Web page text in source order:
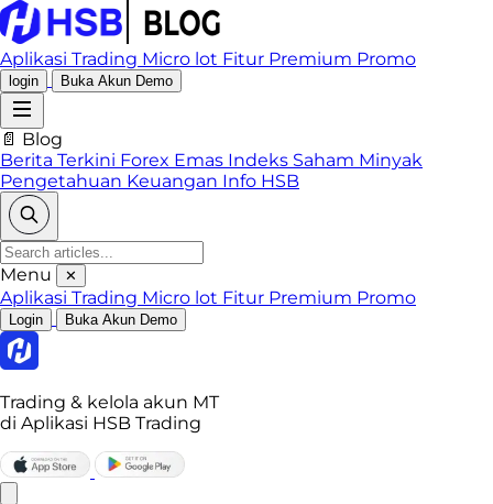
Aplikasi Trading Micro lot Fitur Premium Promo
login Buka Akun Demo
📄 Blog
Berita Terkini Forex Emas Indeks Saham Minyak
Pengetahuan Keuangan Info HSB
Menu ✕
Aplikasi Trading Micro lot Fitur Premium Promo
Login Buka Akun Demo
Trading & kelola akun MT
di Aplikasi HSB Trading